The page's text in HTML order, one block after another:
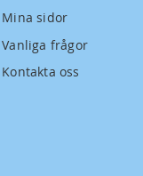
Mina sidor
Vanliga frågor
Kontakta oss